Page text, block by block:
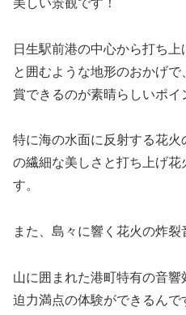
日生駅前港の中心から打ち
と囲むような地形のおかげ
賞できるのが素晴らしいポイ
特に海の水面に反射する花
の繊細な美しさと打ち上げ花
す。
また、島々に響く花火の炸裂
山に囲まれた港町特有の音
迫力満点の体験ができるんで